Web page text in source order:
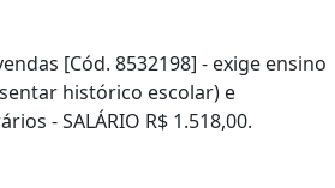
[Cód. 8532198] - exige ensino
histórico escolar) e
- SALÁRIO R$ 1.518,00.